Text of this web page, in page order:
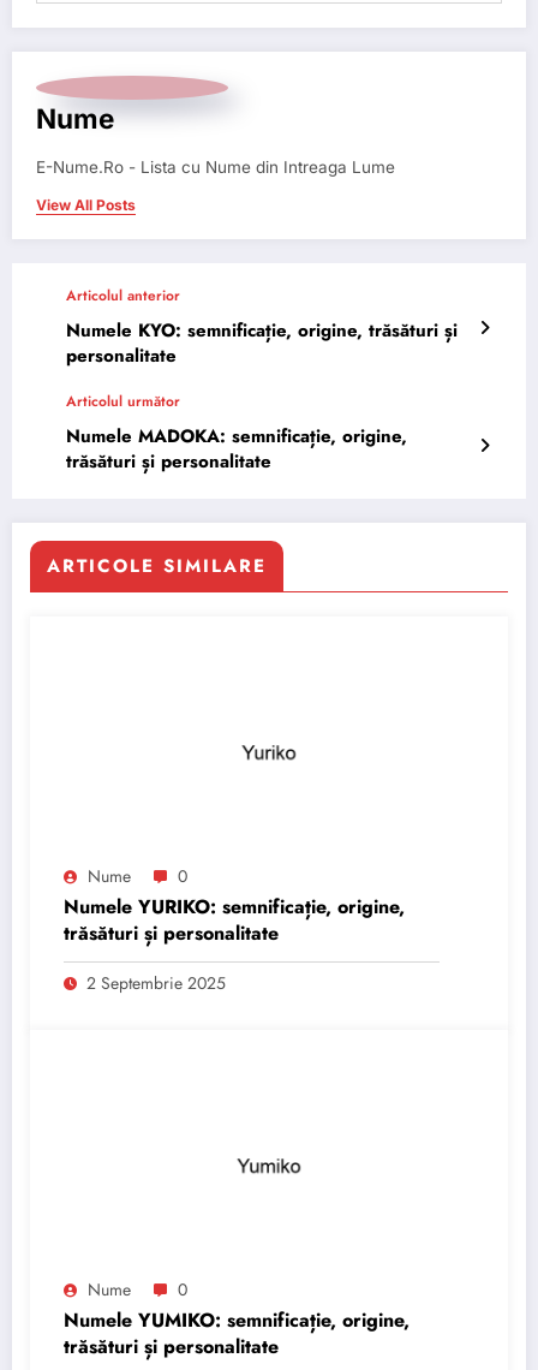
Nume
E-Nume.Ro - Lista cu Nume din Intreaga Lume
View All Posts
Articolul anterior
Numele KYO: semnificație, origine, trăsături și
personalitate
Articolul următor
Numele MADOKA: semnificație, origine,
trăsături și personalitate
ARTICOLE SIMILARE
Nume 0
Numele YURIKO: semnificație, origine,
trăsături și personalitate
2 Septembrie 2025
Nume 0
Numele YUMIKO: semnificație, origine,
trăsături și personalitate